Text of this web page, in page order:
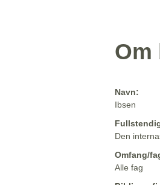
Om
Navn:
Ibsen
Den
Omfang/
Alle fag